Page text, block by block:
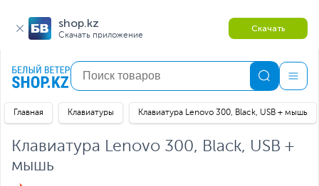
shop.kz
Скачать приложение
Скачать
Главная Клавиатуры Клавиатура Lenovo 300, Black, USB + мышь
Клавиатура Lenovo 300, Black, USB +
мышь